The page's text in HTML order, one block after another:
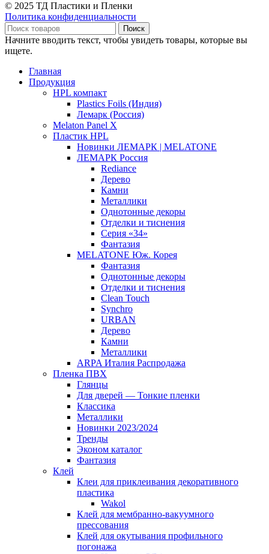
© 2025 ТД Пластики и Пленки
Политика конфиденциальности
Поиск
Начните вводить текст, чтобы увидеть товары, которые вы
ищете.
Главная
Продукция
HPL компакт
Plastics Foils (Индия)
Лемарк (Россия)
Melaton Panel X
Пластик HPL
Новинки ЛЕМАРК | MELATONE
ЛЕМАРК Россия
Rediance
Дерево
Камни
Металлики
Однотонные декоры
Отделки и тиснения
Серия «34»
Фантазия
MELATONE Юж. Корея
Фантазия
Однотонные декоры
Отделки и тиснения
Clean Touch
Synchro
URBAN
Дерево
Камни
Металлики
ARPA Италия Распродажа
Пленка ПВХ
Глянцы
Для дверей — Тонкие пленки
Классика
Металлики
Новинки 2023/2024
Тренды
Эконом каталог
Фантазия
Клей
Клеи для приклеивания декоративного
пластика
Wakol
Клей для мембранно-вакуумного
прессования
Клей для окутывания профильного
погонажа